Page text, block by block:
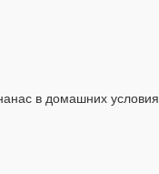
в домашних